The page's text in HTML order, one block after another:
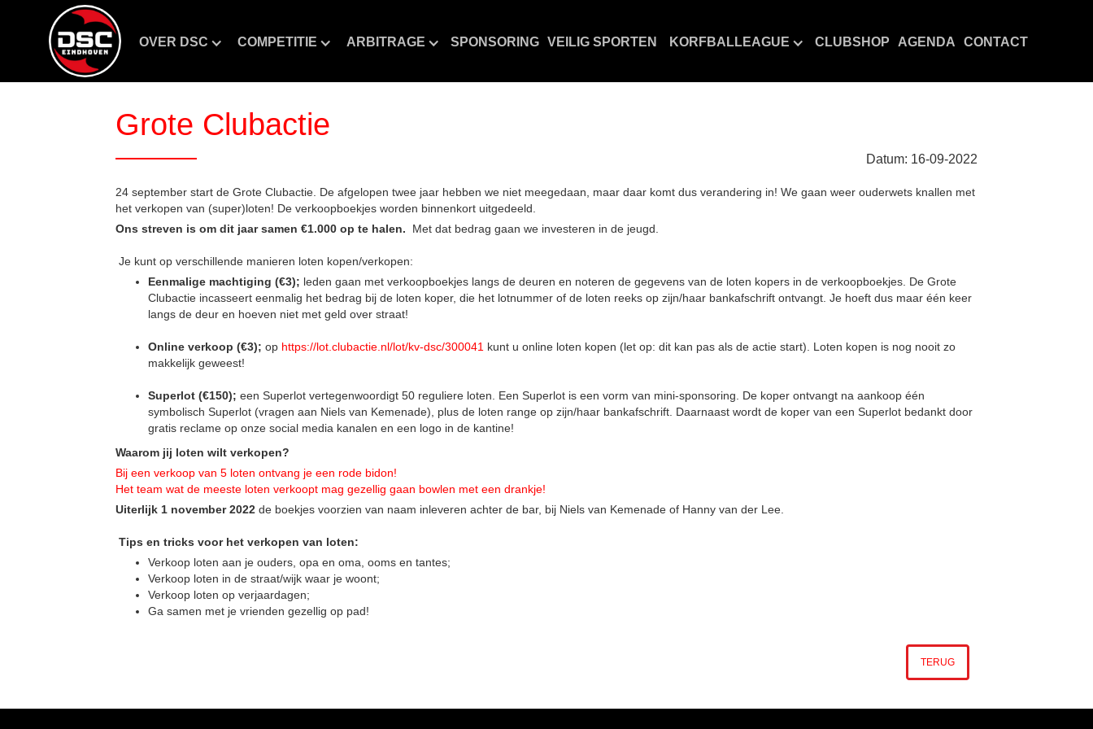
OVER DSC COMPETITIE ARBITRAGE SPONSORING VEILIG SPORTEN KORFBALLEAGUE CLUBSHOP AGENDA CONTACT
Grote Clubactie
Datum: 16-09-2022
24 september start de Grote Clubactie. De afgelopen twee jaar hebben we niet meegedaan, maar daar komt dus verandering in! We gaan weer ouderwets knallen met
het verkopen van (super)loten! De verkoopboekjes worden binnenkort uitgedeeld.
Ons streven is om dit jaar samen €1.000 op te halen.
Met dat bedrag gaan we investeren in de jeugd.
Je kunt op verschillende manieren loten kopen/verkopen:
Eenmalige machtiging (€3); leden gaan met verkoopboekjes langs de deuren en noteren de gegevens van de loten kopers in de verkoopboekjes. De Grote
Clubactie incasseert eenmalig het bedrag bij de loten koper, die het lotnummer of de loten reeks op zijn/haar bankafschrift ontvangt. Je hoeft dus maar één keer
langs de deur en hoeven niet met geld over straat!
Online verkoop (€3); op https://lot.clubactie.nl/lot/kv-dsc/300041 kunt u online loten kopen (let op: dit kan pas als de actie start). Loten kopen is nog nooit zo
makkelijk geweest!
Superlot (€150); een Superlot vertegenwoordigt 50 reguliere loten. Een Superlot is een vorm van mini-sponsoring. De koper ontvangt na aankoop één
symbolisch Superlot (vragen aan Niels van Kemenade), plus de loten range op zijn/haar bankafschrift. Daarnaast wordt de koper van een Superlot bedankt door
gratis reclame op onze social media kanalen en een logo in de kantine!
Waarom jij loten wilt verkopen?
Bij een verkoop van 5 loten ontvang je een rode bidon!
Het team wat de meeste loten verkoopt mag gezellig gaan bowlen met een drankje!
Uiterlijk 1 november 2022 de boekjes voorzien van naam inleveren achter de bar, bij Niels van Kemenade of Hanny van der Lee.
Tips en tricks voor het verkopen van loten:
Verkoop loten aan je ouders, opa en oma, ooms en tantes;
Verkoop loten in de straat/wijk waar je woont;
Verkoop loten op verjaardagen;
Ga samen met je vrienden gezellig op pad!
TERUG